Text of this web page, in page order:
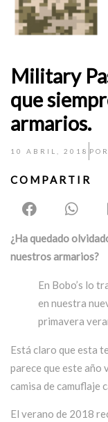
Military
que
armarios.
10 ABRIL, 2018 POR
COMPARTIR
¿Ha quedado
nuestros armarios?
En Bobo’s lo
en nuestra
primavera
Está claro que esta
parece que este año
camisa de camuflaje
El verano de 2018